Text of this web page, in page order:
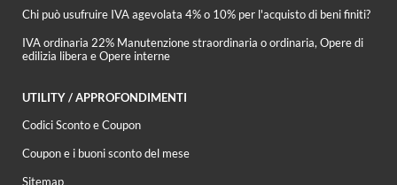
Chi può usufruire IVA agevolata 4% o 10% per l'acquisto di beni finiti?
IVA ordinaria 22% Manutenzione straordinaria o ordinaria, Opere di
edilizia libera e Opere interne
UTILITY / APPROFONDIMENTI
Codici Sconto e Coupon
Coupon e i buoni sconto del mese
Sitemap